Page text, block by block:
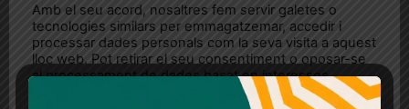
Amb el seu acord, nosaltres fem servir galetes o
tecnologies similars per emmagatzemar, accedir i
processar dades personals com la seva visita a aquest
lloc web. Pot retirar el seu consentiment o oposar-se
al processament de dades basat en interessos
legítims en qualsevol moment fent clic a "Ajustos de